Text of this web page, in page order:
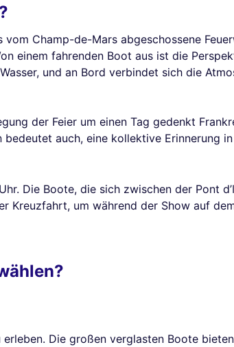
Champ-de-Mars abgeschossene
einem fahrenden Boot aus ist die
und an Bord verbindet sich die
der Feier um einen Tag gedenkt
auch, eine kollektive Erinnerung
Die Boote, die sich zwischen der Pont
Kreuzfahrt, um während der Show auf
Die großen verglasten Boote